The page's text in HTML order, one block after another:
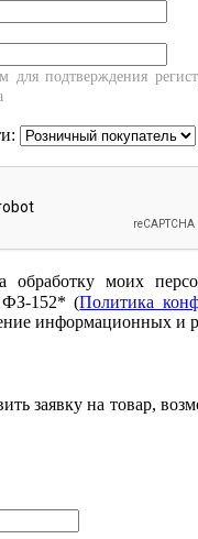
для подтверждения
обработку моих
ФЗ-152* (Политика
информационных и
заявку на товар,